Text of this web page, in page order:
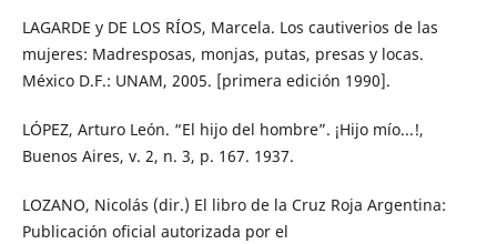
LAGARDE y DE LOS RÍOS, Marcela. Los cautiverios de las
mujeres: Madresposas, monjas, putas, presas y locas.
México D.F.: UNAM, 2005. [primera edición 1990].
LÓPEZ, Arturo León. “El hijo del hombre”. ¡Hijo mío...!,
Buenos Aires, v. 2, n. 3, p. 167. 1937.
LOZANO, Nicolás (dir.) El libro de la Cruz Roja Argentina:
Publicación oficial autorizada por el